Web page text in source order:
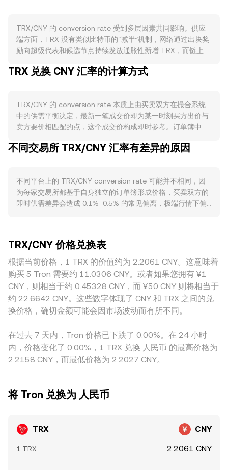
TRX/CNY 的 conversion rate 受到多层因素共同影响。供应
端方面，TRX 没有类似比特币的“减半”机制，网络通过出块奖
励向超级代表和候选节点持续发放通胀性新增 TRX，而链上手
加，有助于对冲发行压力。此外，冻结（staking）获取投票权
相关：TRC20 稳定币（尤其是 USDT）在链上高频转账与清算
需要消耗带宽和能量，从而带动对 TRX 的费用需求；Tron 上
的 DeFi 借贷、收益聚合、跨链桥和支付类应用增加，也会提
比特币的整体相关性在风险偏好变化时更为显著；若以美元计
TRX/CNY：在 TRX 对美元基本不变的情况下，人民币走强可
能压低以人民币计的 conversion rate，反之则抬升。监管与
合规动态方面，围绕 TRX 的监管事件（例如主要司法辖区对
稳定币机制变动或锚定偏离也可能间接影响 TRX 需求。技术
层面，合约市场的资金费率变化反映多空持仓平衡，持续为正
或为负时可能放大短线趋势；集中到期的期权头寸会引发对冲
与减仓，带来波动放大；链上与所内鲸鱼地址的大额转入转
出、跨交易所净流向变化，常在短时间内对 TRX/CNY 的
conversion rate 形成影响。
TRX 兑换 CNY 汇率的计算方式
TRX/CNY 的 conversion rate 本质上由买卖双方在撮合系统
中的供需平衡决定，最新一笔成交价即为某一时刻买方出价与
卖方要价相匹配的点，这个成交价构成即时参考。订单簿中最
价差，反映了即时交易成本；两者的平均值常用作参考中间
Volume_i，更高成交量的交易所对整体参考价影响更大。若以
简化换算举例，人民币金额 = TRX 数量 × conversion rate；
反之，TRX 数量 = 人民币金额 / conversion rate。在许多场
对于去中心化交易场景，Tron 生态的 AMM（如基于恒定乘积
做市的 DEX）采用 x × y = k 的池子恒定公式，其中价格近似等
于池中计价资产与标的资产储备比 y/x，较大的单笔交易会显
著改变池中两侧储备，从而推动价格滑点。综合而言，订单簿
撮合的最新成交、买卖盘结构与跨平台的 VWAP 共同构成
TRX/CNY conversion rate 的计算基础，而具体成交时还需考
虑价差与滑点对最终成交价格的影响。
不同交易所 TRX/CNY 汇率有差异的原因
不同平台上的 TRX/CNY conversion rate 可能并不相同，因
为每家交易所都基于自身独立的订单簿形成价格，买卖双方的
即时供需差异会造成 0.1%–0.5% 的常见偏离，极端行情下偏
显滑点，导致 TRX/CNY 出现短时背离。地域与合规差异也会
带来溢价与折价：人民币相关通道的便利程度、入出金限制、
当地对加密交易的监管态度，都会影响本地平台的供需结构与
风险溢价，从而反映到 TRX/CNY 报价上。实际成交路径上，
许多平台以 TRX/USDT 为主要深度来源，再通过 USDT/CNY
的场内外价格转换为人民币报价，因此 USDT 相对人民币的轻
微溢折价会“传导”进 TRX/CNY。跨所套利有助于收敛差价：当
获取价差，推动价格回归。但套利受到手续费、提币与入金时
间、链上确认延迟以及合规限制等因素的约束，因而只能部
分、延时地稳定不同交易所间的 conversion rate。
TRX/CNY 价格兑换表
根据当前价格，1 TRX 的价值约为 2.2061 CNY。这意味着
购买 5 Tron 需要约 11.0306 CNY。或者如果您拥有 ¥1
CNY，则相当于约 0.45328 CNY，而 ¥50 CNY 则将相当于
约 22.6642 CNY。这些数字体现了 CNY 和 TRX 之间的兑
换价格，确切金额可能会因市场波动而有所不同。
在过去 7 天内，Tron 价格已下跌了 0.00%。在 24 小时
内，价格变化了 0.00%，1 TRX 兑换 人民币 的最高价格为
2.2158 CNY，而最低价格为 2.2027 CNY。
将 Tron 兑换为 人民币
TRX CNY
1 TRX 2.2061 CNY